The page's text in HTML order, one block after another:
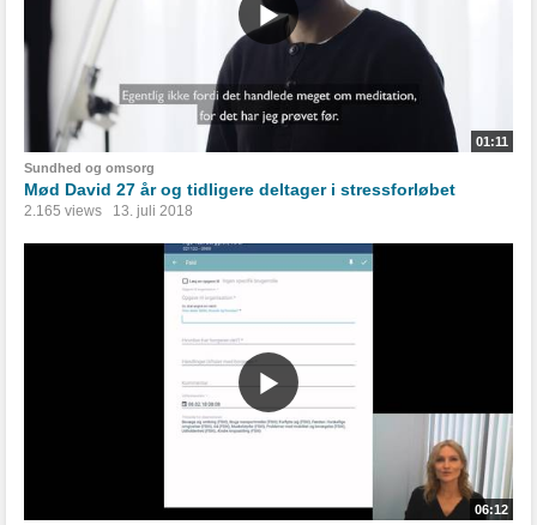
01:11
Sundhed og omsorg
Mød David 27 år og tidligere deltager i stressforløbet
2.165 views 13. juli 2018
06:12